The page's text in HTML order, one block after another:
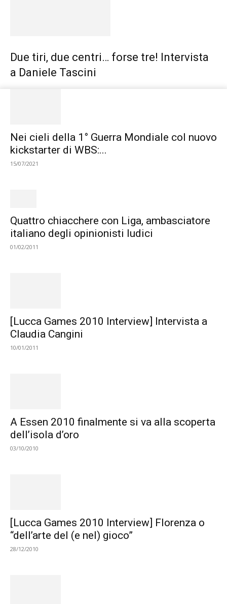
Due tiri, due centri… forse tre! Intervista
a Daniele Tascini
Nei cieli della 1° Guerra Mondiale col nuovo
kickstarter di WBS:...
15/07/2021
Quattro chiacchere con Liga, ambasciatore
italiano degli opinionisti ludici
01/02/2011
[Lucca Games 2010 Interview] Intervista a
Claudia Cangini
10/01/2011
A Essen 2010 finalmente si va alla scoperta
dell’isola d’oro
03/10/2010
[Lucca Games 2010 Interview] Florenza o
“dell’arte del (e nel) gioco”
28/12/2010